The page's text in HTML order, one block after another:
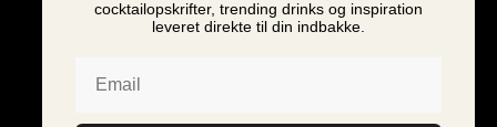
Mary Mix
vender
cocktailopskrifter, trending drinks og inspiration
leveret direkte til din indbakke.